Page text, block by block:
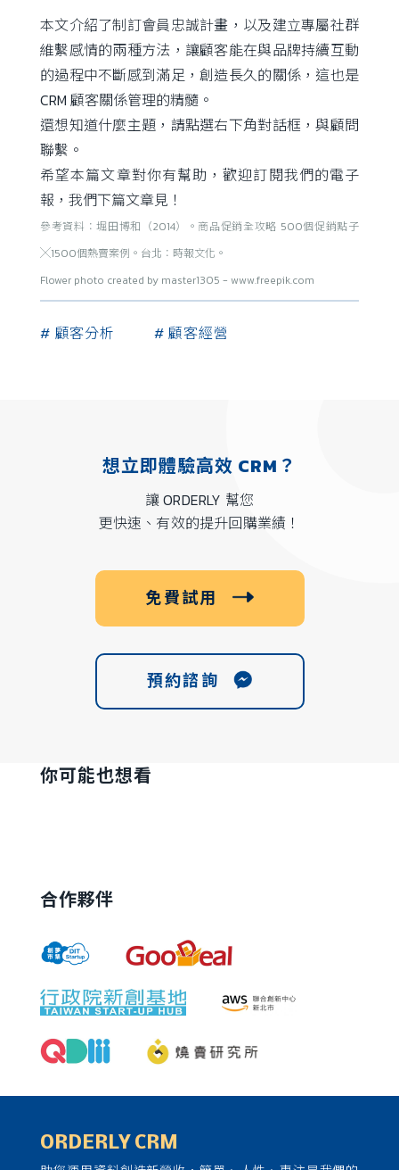
本文介紹了制訂會員忠誠計畫，以及建立專屬社群
維繫感情的兩種方法，讓顧客能在與品牌持續互動
的過程中不斷感到滿足，創造長久的關係，這也是
CRM 顧客關係管理的精髓。
還想知道什麼主題，請點選右下角對話框，與顧問
聯繫。
希望本篇文章對你有幫助，歡迎訂閱我們的電子
報，我們下篇文章見！
參考資料：堀田博和（2014）。商品促銷全攻略 500個促銷點子
╳1500個熱賣案例。台北：時報文化。
Flower photo created by master1305 - www.freepik.com
# 顧客分析 # 顧客經營
想立即體驗高效 CRM？
讓 ORDERLY 幫您
更快速、有效的提升回購業績！
預約諮詢
免費試用
你可能也想看
合作夥伴
ORDERLY CRM